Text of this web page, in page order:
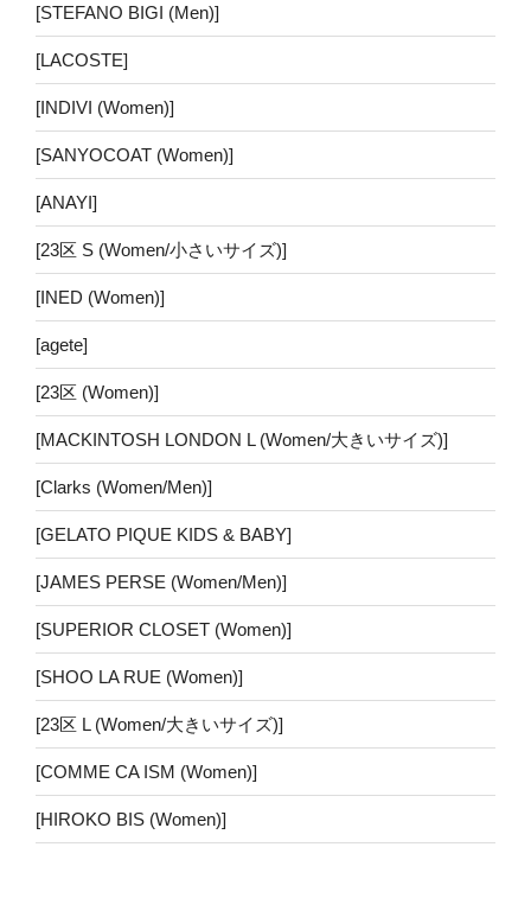
[STEFANO BIGI (Men)]
[LACOSTE]
[INDIVI (Women)]
[SANYOCOAT (Women)]
[ANAYI]
[23区 S (Women/小さいサイズ)]
[INED (Women)]
[agete]
[23区 (Women)]
[MACKINTOSH LONDON L (Women/大きいサイズ)]
[Clarks (Women/Men)]
[GELATO PIQUE KIDS & BABY]
[JAMES PERSE (Women/Men)]
[SUPERIOR CLOSET (Women)]
[SHOO LA RUE (Women)]
[23区 L (Women/大きいサイズ)]
[COMME CA ISM (Women)]
[HIROKO BIS (Women)]